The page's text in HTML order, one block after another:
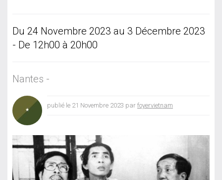
Du 24 Novembre 2023 au 3 Décembre 2023
- De 12h00 à 20h00
Nantes -
publié le 21 Novembre 2023 par foyervietnam